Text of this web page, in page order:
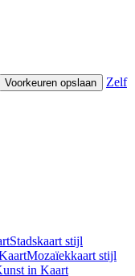
Voorkeuren opslaan
Zelf
Stadskaart stijl
Mozaïekkaart stijl